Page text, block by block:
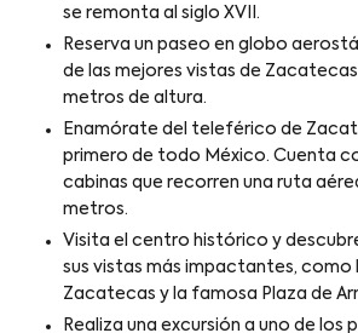
se remonta al siglo XVII.
Reserva un paseo en globo
de las mejores vistas de Zacatecas
metros de altura.
Enamórate del teleférico de
primero de todo México. Cuenta
cabinas que recorren una ruta
metros.
Visita el centro histórico y
sus vistas más impactantes, como
Zacatecas y la famosa Plaza de
Realiza una excursión a uno de los